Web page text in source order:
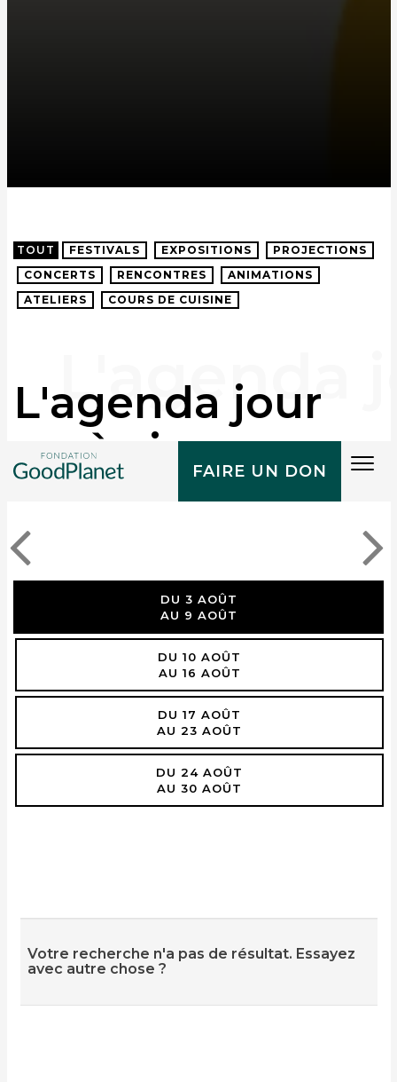
FAIRE UN DON
TOUT FESTIVALS EXPOSITIONS
PROJECTIONS
CONCERTS
RENCONTRES
ANIMATIONS
ATELIERS
COURS DE CUISINE
L'agenda jour
après jour
DU 3 AOÛT
AU 9 AOÛT
DU 10 AOÛT
AU 16 AOÛT
DU 17 AOÛT
AU 23 AOÛT
DU 24 AOÛT
AU 30 AOÛT
Votre recherche n'a pas de résultat. Essayez
avec autre chose ?